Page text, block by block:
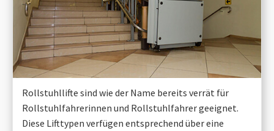
Rollstuhllifte sind wie der Name bereits verrät für
Rollstuhlfahrerinnen und Rollstuhlfahrer geeignet.
Diese Lifttypen verfügen entsprechend über eine